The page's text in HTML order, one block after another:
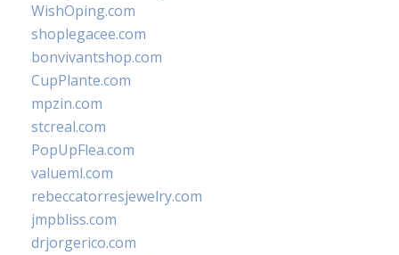
WishOping.com
shoplegacee.com
bonvivantshop.com
CupPlante.com
mpzin.com
stcreal.com
PopUpFlea.com
valueml.com
rebeccatorresjewelry.com
jmpbliss.com
drjorgerico.com